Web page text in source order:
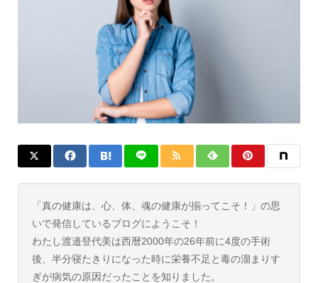
「真の健康は、心、体、魂の健康が揃ってこそ！」の思
いで発信しているブログにようこそ！
わたし渡邉登代美は西暦2000年の26年前に4度の手術
後、半分寝たきりになった時に栄養不足と毒の溜まりす
ぎが病気の原因だったことを知りました。